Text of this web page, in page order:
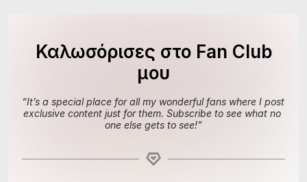
Καλωσόρισες στο Fan Club
μου
“It’s a special place for all my wonderful fans where I post
exclusive content just for them. Subscribe to see what no
one else gets to see!”